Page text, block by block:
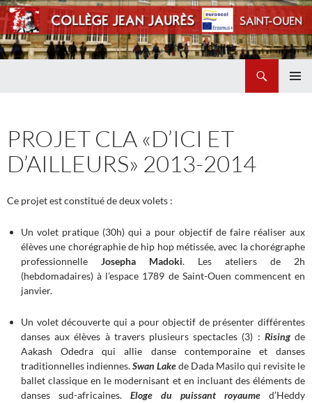
PROJET CLA «D’ICI ET
D’AILLEURS» 2013-2014
Ce projet est constitué de deux volets :
Un volet pratique (30h) qui a pour objectif de faire réaliser aux
élèves une chorégraphie de hip hop métissée, avec la chorégraphe
professionnelle Josepha Madoki. Les ateliers de 2h
(hebdomadaires) à l’espace 1789 de Saint-Ouen commencent en
janvier.
Un volet découverte qui a pour objectif de présenter différentes
danses aux élèves à travers plusieurs spectacles (3) : Risingde
Aakash Odedra qui allie danse contemporaine et danses
traditionnelles indiennes.Swan Lakede Dada Masilo qui revisite le
ballet classique en le modernisant et en incluant des éléments de
danses sud-africaines. Eloge du puissant royaume d’Heddy